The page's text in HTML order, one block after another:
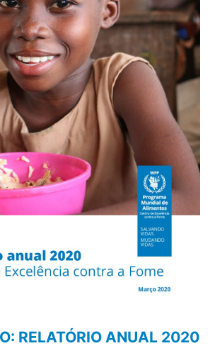
RELATÓRIO ANUAL 2020